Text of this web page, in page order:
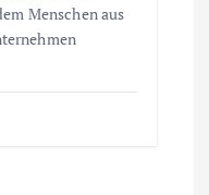
Menschen aus